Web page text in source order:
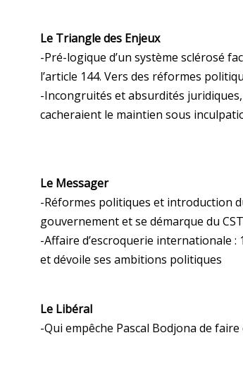
Le Triangle des Enjeux
-Pré-logique d’un système sclérosé
l’article 144. Vers des réformes
-Incongruités et absurdités juridiques,
cacheraient le maintien sous
Le Messager
-Réformes politiques et introduction
gouvernement et se démarque du
-Affaire d’escroquerie internationale
et dévoile ses ambitions politiques
Le Libéral
-Qui empêche Pascal Bodjona de